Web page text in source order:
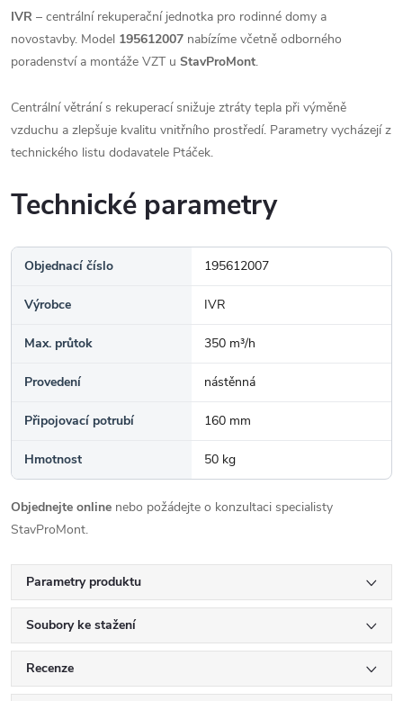
IVR – centrální rekuperační jednotka pro rodinné domy a
novostavby. Model 195612007 nabízíme včetně odborného
poradenství a montáže VZT u StavProMont.
Centrální větrání s rekuperací snižuje ztráty tepla při výměně
vzduchu a zlepšuje kvalitu vnitřního prostředí. Parametry vycházejí z
technického listu dodavatele Ptáček.
Technické parametry
Objednací číslo 195612007
Výrobce IVR
Max. průtok 350 m³/h
Provedení nástěnná
Připojovací potrubí 160 mm
Hmotnost 50 kg
Objednejte online nebo požádejte o konzultaci specialisty
StavProMont.
Parametry produktu
Soubory ke stažení
Recenze